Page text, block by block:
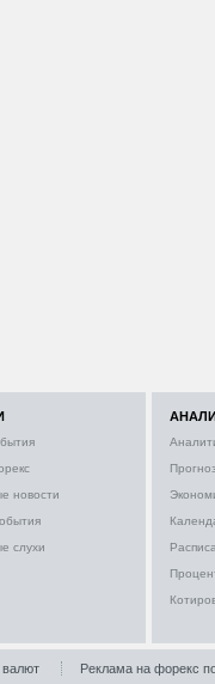
новости
слухи
валют Реклама на форекс